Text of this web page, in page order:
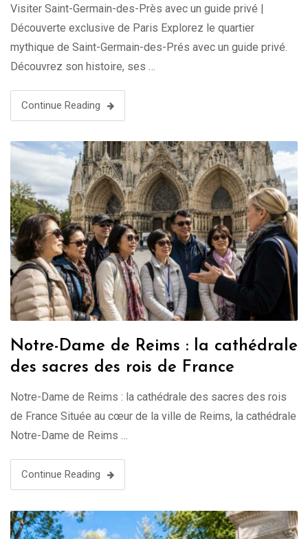
Visiter Saint-Germain-des-Près avec un guide privé |
Découverte exclusive de Paris Explorez le quartier
mythique de Saint-Germain-des-Prés avec un guide privé.
Découvrez son histoire, ses …
Continue Reading
Notre-Dame de Reims : la cathédrale
des sacres des rois de France
Notre-Dame de Reims : la cathédrale des sacres des rois
de France Située au cœur de la ville de Reims, la cathédrale
Notre-Dame de Reims …
Continue Reading